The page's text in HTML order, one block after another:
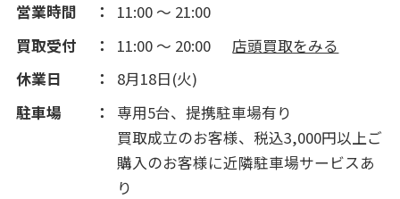
営業時間
11:00 ～ 21:00
買取受付
11:00 ～ 20:00
店頭買取をみる
休業日
8月18日(火)
駐車場
専用5台、提携駐車場有り
買取成立のお客様、税込3,000円以上ご
購入のお客様に近隣駐車場サービスあ
り